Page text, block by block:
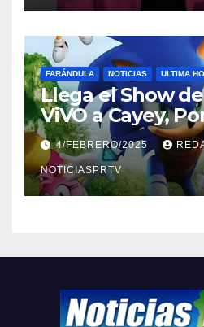
FARÁNDULA NOTICIAS ULTIMA
Llega el Show
ViVO a Cayey,
Barceloneta y
Relojes gratis
compre ahora….
4/FEBRERO/2025
NOTICIASPRTV